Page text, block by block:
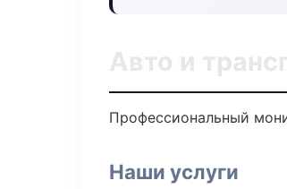
Авто и
Профессиональный
Наши услуги